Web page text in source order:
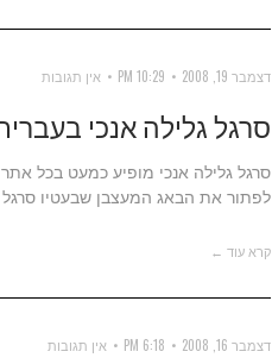
דצמבר 19, 2008 10:29 PM אין תגובות
סרגל גלילה אנכי
סרגל גלילה אנכי מופיע כמעט בכל
לפתור את הבאג המעצבן שבעטיו
קרא עוד ←
דצמבר 16, 2008 6:18 PM אין תגובות